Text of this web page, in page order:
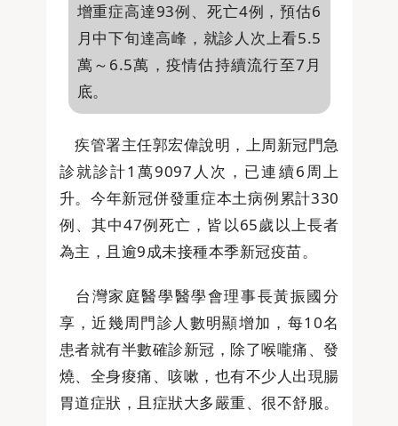
增重症高達93例、死亡4例，預估6
月中下旬達高峰，就診人次上看5.5
萬～6.5萬，疫情估持續流行至7月
底。
疾管署主任郭宏偉說明，上周新冠門急
診就診計1萬9097人次，已連續6周上
升。今年新冠併發重症本土病例累計330
例、其中47例死亡，皆以65歲以上長者
為主，且逾9成未接種本季新冠疫苗。
台灣家庭醫學醫學會理事長黃振國分
享，近幾周門診人數明顯增加，每10名
患者就有半數確診新冠，除了喉嚨痛、發
燒、全身痠痛、咳嗽，也有不少人出現腸
胃道症狀，且症狀大多嚴重、很不舒服。